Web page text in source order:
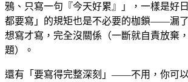
鴉、只寫一句『今天好累』」，一樣是好
都要寫」的規矩也是不必要的枷鎖——漏了
想寫才寫，完全沒關係（一斷就自責放棄
題）。
還有「要寫得完整深刻」——不用，你可